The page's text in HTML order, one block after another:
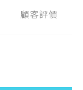
顧客評價